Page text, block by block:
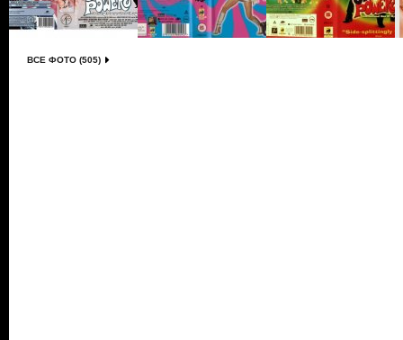
ВСЕ ФОТО (505)